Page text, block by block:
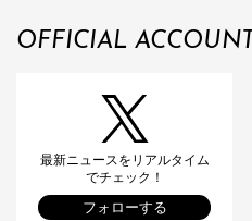
OFFICIAL ACCOUNT
最新ニュースをリアルタイム
でチェック！
フォローする